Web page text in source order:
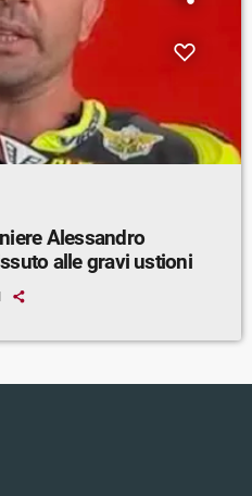
Alessandro
alle gravi ustioni